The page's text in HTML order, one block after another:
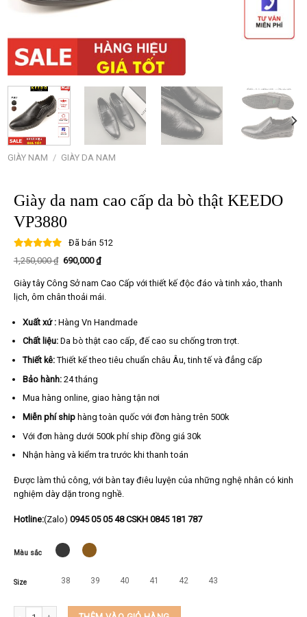
GIÀY NAM / GIÀY DA NAM
Giày da nam cao cấp da bò thật KEEDO
VP3880
Đã bán 512
1,250,000₫ Giá
1,250,000 ₫.
690,000₫Giá
hiện
là:
690,000 ₫.
Giày tây Công Sở nam Cao Cấp với thiết kế độc đáo và tinh xảo, thanh
lịch, ôm chân thoải mái.
Xuất xứ :Hàng Vn Handmade
Chất liệu:Da bò thật cao cấp, đế cao su chống trơn trợt.
Thiết kê:Thiết kế theo tiêu chuẩn châu Âu, tinh tế và đẳng cấp
Bảo hành:24 tháng
Mua hàng online, giao hàng tận nơi
Miễn phí shiphàng toàn quốc với đơn hàng trên 500k
Với đơn hàng dưới 500k phí ship đồng giá 30k
Nhận hàng và kiểm tra trước khi thanh toán
Được làm thủ công, với bàn tay điêu luyện của những nghệ nhân có kinh
nghiệm dày dặn trong nghề.
Hotline:(Zalo) 0945 05 05 48 CSKH 0845 181 787
Màu sắc
Size 38 39 40 41 42 43
Giày da nam cao cấp da bò thật KEEDO VP3880 số lượng